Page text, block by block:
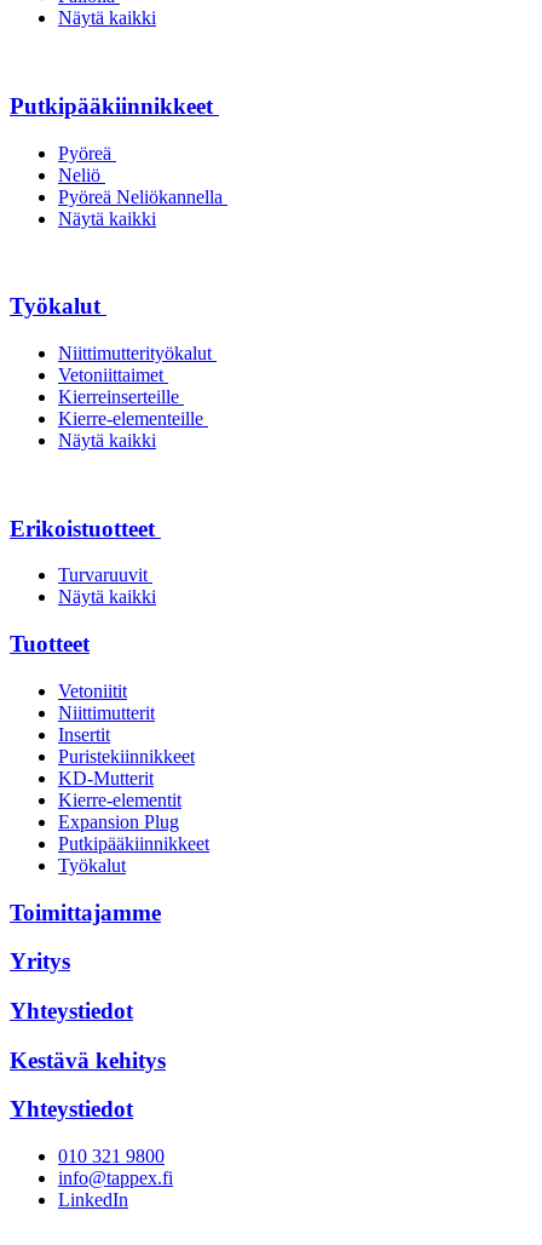
Näytä kaikki
Putkipääkiinnikkeet
Pyöreä
Neliö
Pyöreä Neliökannella
Näytä kaikki
Työkalut
Niittimutterityökalut
Vetoniittaimet
Kierreinserteille
Kierre-elementeille
Näytä kaikki
Erikoistuotteet
Turvaruuvit
Näytä kaikki
Tuotteet
Vetoniitit
Niittimutterit
Insertit
Puristekiinnikkeet
KD-Mutterit
Kierre-elementit
Expansion Plug
Putkipääkiinnikkeet
Työkalut
Toimittajamme
Yritys
Yhteystiedot
Kestävä kehitys
Yhteystiedot
010 321 9800
info@tappex.fi
LinkedIn